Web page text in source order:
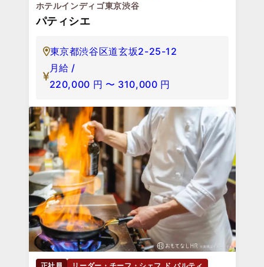
ホテルインディゴ東京渋谷
パティシエ
東京都渋谷区道玄坂2-25-12
月給 /
220,000 円 〜 310,000 円